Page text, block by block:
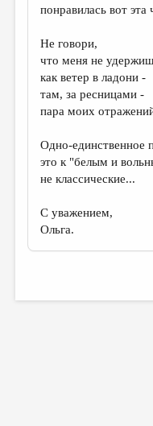
понравилась вот эта
Не говори,
что меня не
как ветер в ладони -
там, за ресницами -
пара моих
Одно-единственное
это к "белым и
не классические...
С уважением,
Ольга.